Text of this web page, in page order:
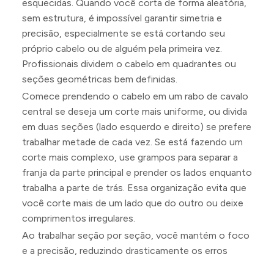
esquecidas. Quando você corta de forma aleatória,
sem estrutura, é impossível garantir simetria e
precisão, especialmente se está cortando seu
próprio cabelo ou de alguém pela primeira vez.
Profissionais dividem o cabelo em quadrantes ou
seções geométricas bem definidas.
Comece prendendo o cabelo em um rabo de cavalo
central se deseja um corte mais uniforme, ou divida
em duas seções (lado esquerdo e direito) se prefere
trabalhar metade de cada vez. Se está fazendo um
corte mais complexo, use grampos para separar a
franja da parte principal e prender os lados enquanto
trabalha a parte de trás. Essa organização evita que
você corte mais de um lado que do outro ou deixe
comprimentos irregulares.
Ao trabalhar seção por seção, você mantém o foco
e a precisão, reduzindo drasticamente os erros